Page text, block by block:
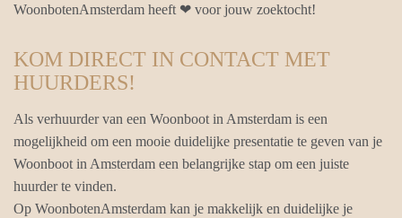
WoonbotenAmsterdam heeft ❤ voor jouw zoektocht!
KOM DIRECT IN CONTACT MET
HUURDERS!
Als verhuurder van een Woonboot in Amsterdam is een
mogelijkheid om een mooie duidelijke presentatie te geven van je
Woonboot in Amsterdam een belangrijke stap om een juiste
huurder te vinden.
Op WoonbotenAmsterdam kan je makkelijk en duidelijke je